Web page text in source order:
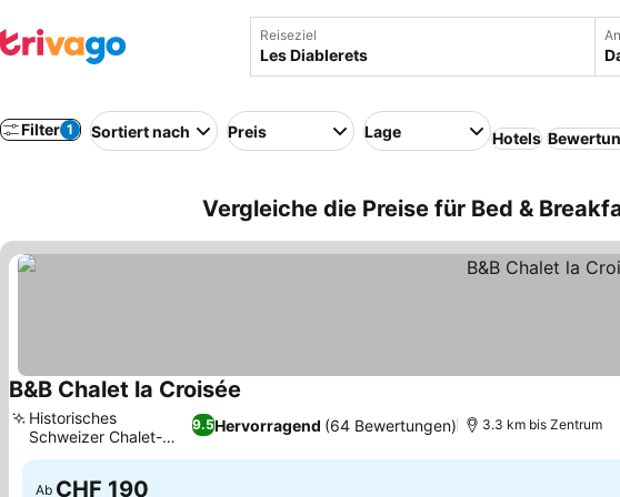
Reiseziel
Filter 1 Sortiert nach Preis Lage Hotels
Vergleiche die Preise für Bed &
B&B Chalet la Croisée
9.5Hervorragend (64 Bewertungen)
Historisches
Schweizer Chalet-
Ambiente
3.3 km bis Zentrum
Ab CHF 190